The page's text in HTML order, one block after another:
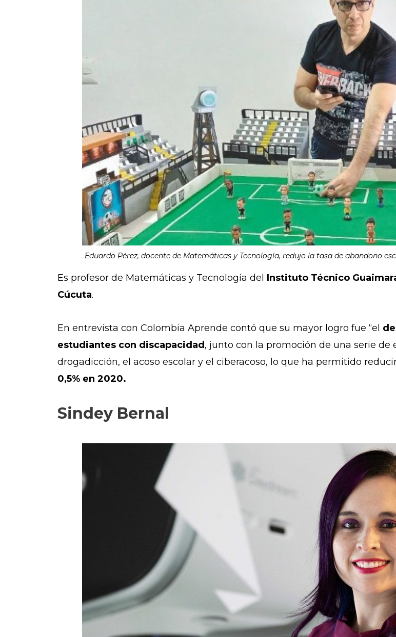
Eduardo Pérez, docente de Matemáticas y Tecnología, redujo la tasa de abandono
Es profesor de Matemáticas y Tecnología del Instituto Técnico
Cúcuta.
En entrevista con Colombia Aprende contó que su mayor logro fue “el
estudiantes con discapacidad, junto con la promoción de una serie de
drogadicción, el acoso escolar y el ciberacoso, lo que ha permitido
0,5% en 2020.
Sindey Bernal